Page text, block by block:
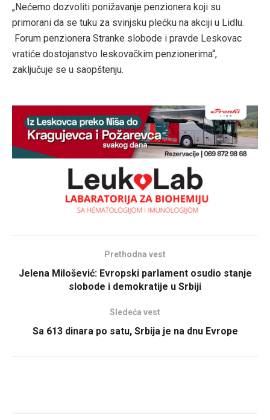
„Nećemo dozvoliti ponižavanje penzionera koji su
primorani da se tuku za svinjsku plećku na akciji u Lidlu.
Forum penzionera Stranke slobode i pravde Leskovac
vratiće dostojanstvo leskovačkim penzionerima“,
zaključuje se u saopštenju.
Prethodna vest
Jelena Milošević: Evropski parlament osudio stanje
slobode i demokratije u Srbiji
Sledeća vest
Sa 613 dinara po satu, Srbija je na dnu Evrope